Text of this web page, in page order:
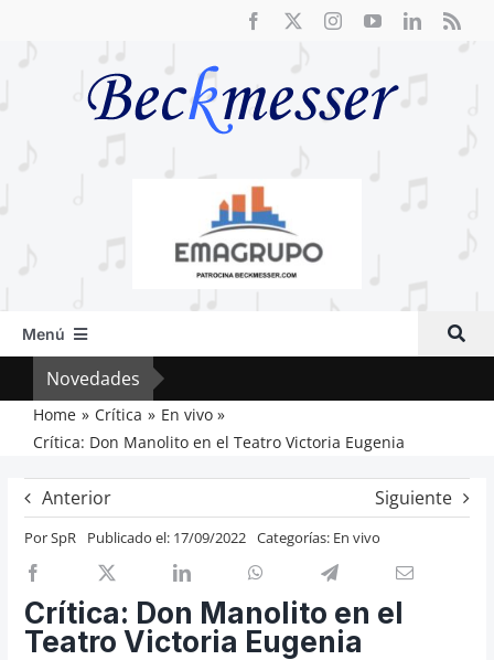
Menú
Inicio
Actual
Artículos
Crítica
Previos de ópera
Cosas de Beckmesser
Novedades
Home Crítica
En vivo
Crítica: Don Manolito en el Teatro Victoria Eugenia
Anterior Siguiente
PorSpR Publicado el: 17/09/2022 Categorías: En vivo
Crítica: Don Manolito en el
Teatro Victoria Eugenia